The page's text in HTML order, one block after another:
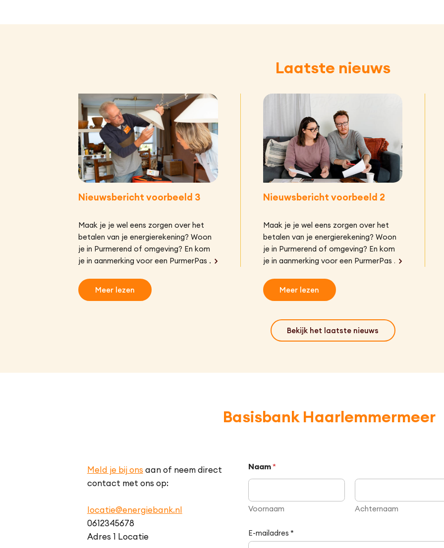
Laatste nieuws
Nieuwsbericht voorbeeld 3
Maak je je wel eens zorgen over het
betalen van je energierekening? Woon
je in Purmerend of omgeving? En kom
je in aanmerking voor een PurmerPas of
inkomEnergiebanken? Dan kan de
Energiebank regio Purmerend jou
Meer lezen
Nieuwsbericht voorbeeld 2
Maak je je wel eens zorgen over het
betalen van je energierekening? Woon
je in Purmerend of omgeving? En kom
je in aanmerking voor een PurmerPas of
inkomEnergiebanken? Dan kan de
Energiebank regio Purmerend jou
Meer lezen
Bekijk het laatste nieuws
Basisbank Haarlemmermeer
Meld je bij onsaan of neem direct
contact met ons op:
locatie@energiebank.nl
0612345678
Adres 1 Locatie
Naam*
Voornaam Achternaam
E-mailadres*